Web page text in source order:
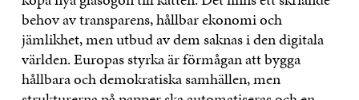
behov av transparens, hållbar ekonomi och
jämlikhet, men utbud av dem saknas i den digitala
världen. Europas styrka är förmågan att bygga
hållbara och demokratiska samhällen, men